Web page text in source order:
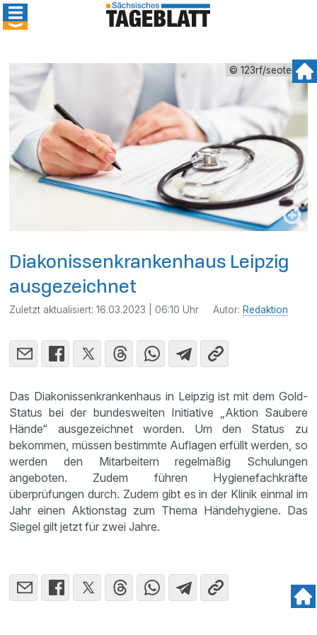
© 123rf/seoterra
Diakonissenkrankenhaus Leipzig
ausgezeichnet
Zuletzt aktualisiert:16.03.2023 | 06:10 Uhr Autor: Redaktion
Das Diakonissenkrankenhaus in Leipzig ist mit dem Gold-
Status bei der bundesweiten Initiative „Aktion Saubere
Hände“ ausgezeichnet worden. Um den Status zu
bekommen, müssen bestimmte Auflagen erfüllt werden, so
werden den Mitarbeitern regelmäßig Schulungen
angeboten. Zudem führen Hygienefachkräfte
überprüfungen durch. Zudem gibt es in der Klinik einmal im
Jahr einen Aktionstag zum Thema Händehygiene. Das
Siegel gilt jetzt für zwei Jahre.